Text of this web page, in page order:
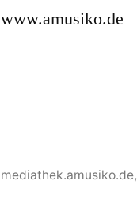
www.amusiko.de
mediathek.amusiko.de,